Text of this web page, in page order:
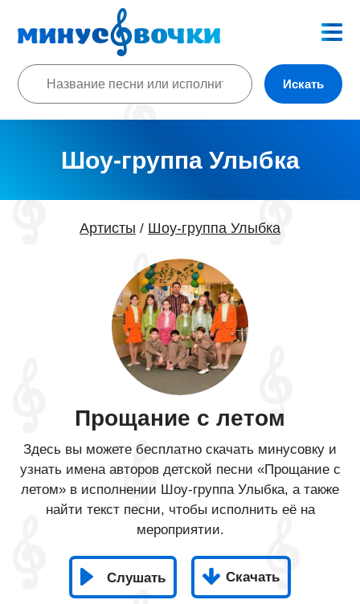
Искать
Шоу-группа Улыбка
Артисты / Шоу-группа Улыбка
Прощание с летом
Здесь вы можете бесплатно скачать минусовку и
узнать имена авторов детской песни «Прощание с
летом» в исполнении Шоу-группа Улыбка, а также
найти текст песни, чтобы исполнить её на
мероприятии.
Слушать Скачать